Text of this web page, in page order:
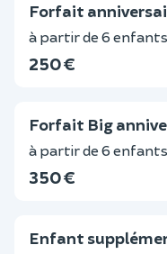
Forfait
à partir de 6 enfants
250 €
Forfait Big
à partir de 6 enfants
350 €
Enfant